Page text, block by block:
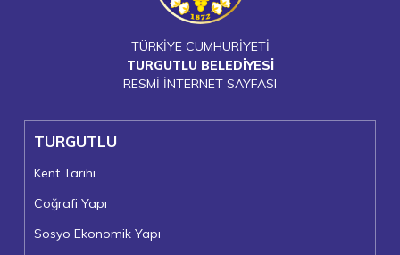
TÜRKİYE CUMHURİYETİ
TURGUTLU BELEDİYESİ
RESMİ İNTERNET SAYFASI
TURGUTLU
Kent Tarihi
Coğrafi Yapı
Sosyo Ekonomik Yapı